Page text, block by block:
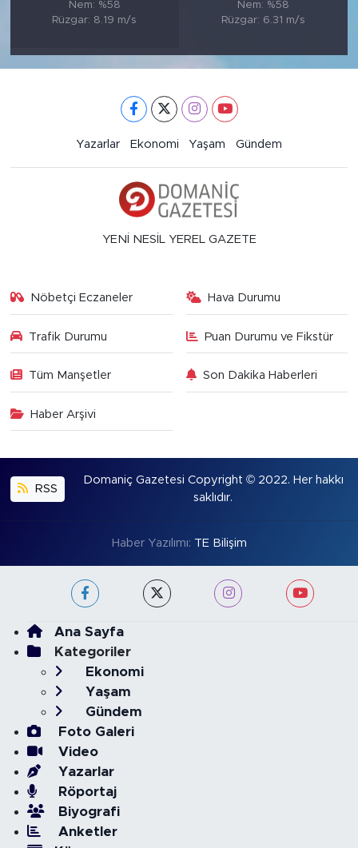
Nem: %58
Rüzgar: 8.19 m/s
Nem: %58
Rüzgar: 6.31 m/s
Yazarlar Ekonomi Yaşam Gündem
YENİ NESİL YEREL GAZETE
Nöbetçi Eczaneler Hava Durumu
Trafik Durumu Puan Durumu ve Fikstür
Tüm Manşetler Son Dakika Haberleri
Haber Arşivi
RSS
Domaniç Gazetesi Copyright © 2022. Her hakkı
saklıdır.
Haber Yazılımı: TE Bilişim
Ana Sayfa
Kategoriler
Ekonomi
Yaşam
Gündem
Foto Galeri
Video
Yazarlar
Röportaj
Biyografi
Anketler